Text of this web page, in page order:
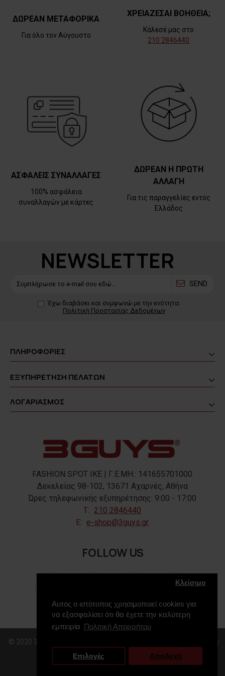
Αυτός ο ιστότοπος χρησιμοποιεί cookies για
να εξασφαλίσει ότι θα έχετε την καλύτερη
εμπειρία Πολιτική Απορρήτου
Κλείσιμο
Επιλογές Αποδοχή
ΔΩΡΕΑΝ ΜΕΤΑΦΟΡΙΚΑ
Για όλο τον Αύγουστο
ΧΡΕΙΑΖΕΣΑΙ ΒΟΗΘΕΙΑ;
Κάλεσέ μας στο
210 2846440
ΑΣΦΑΛΕΙΣ ΣΥΝΑΛΛΑΓΕΣ
100% ασφάλεια
συναλλαγών με κάρτες
ΔΩΡΕΑΝ Η ΠΡΩΤΗ
ΑΛΛΑΓΗ
Για τις παραγγελίες εντός
Ελλάδος
NEWSLETTER
SEND
Έχω διαβάσει και συμφωνώ με την ενότητα:
Πολιτική Προστασίας Δεδομένων
ΠΛΗΡΟΦΟΡΙΕΣ
ΕΞΥΠΗΡΕΤΗΣΗ ΠΕΛΑΤΩΝ
ΛΟΓΑΡΙΑΣΜΟΣ
FASHION SPOT IKE | Γ.Ε.ΜΗ.: 141655701000
Δεκελείας 98-102, 13671 Αχαρνές, Αθήνα
Ώρες τηλεφωνικής εξυπηρέτησης: 9:00 - 17:00
T: 210 2846440
E: e-shop@3guys.gr
FOLLOW US
© 2020 3GUYS, All Rights Reserved. Web Design & Development by